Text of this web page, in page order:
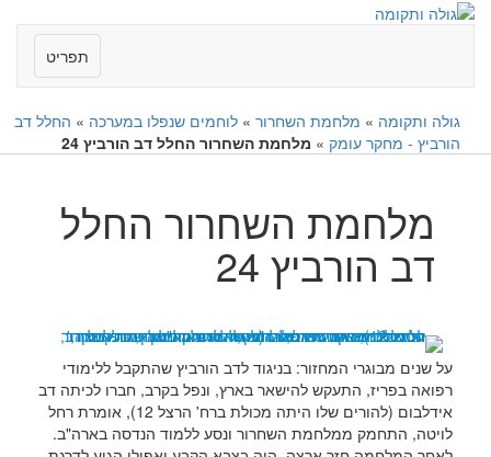
תפריט
גולה ותקומה » מלחמת השחרור » לוחמים שנפלו במערכה » החלל דב
הורביץ - מחקר עומק » מלחמת השחרור החלל דב הורביץ 24
מלחמת השחרור החלל
דב הורביץ 24
על שנים מבוגרי המחזור: בניגוד לדב הורביץ שהתקבל ללימודי
רפואה בפריז, התעקש להישאר בארץ, ונפל בקרב, חברו לכיתה דב
אידלבום (להורים שלו היתה מכולת ברח' הרצל 12), אומרת רחל
לויטה, התחמק ממלחמת השחרור ונסע ללמוד הנדסה בארה"ב.